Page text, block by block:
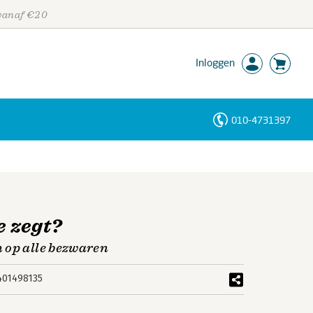
€20
Inloggen
010-4731397
zegt?
alle bezwaren
Personen